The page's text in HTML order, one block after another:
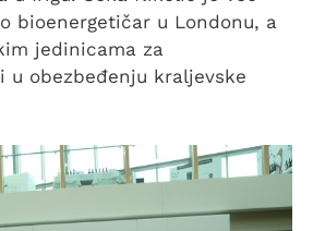
bioenergetičar u Londonu, a
jedinicama za
u obezbeđenju kraljevske